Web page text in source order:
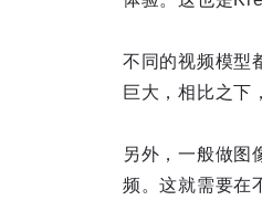
不同的视频模型
巨大，相比之下
另外，一般做图
频。这就需要在